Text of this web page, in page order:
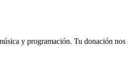
y programación. Tu donación